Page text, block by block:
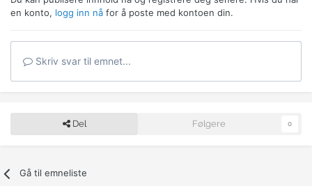
en konto, logg inn nå for å poste med kontoen din.
Skriv svar til emnet...
Del Følgere 0
Gå til emneliste